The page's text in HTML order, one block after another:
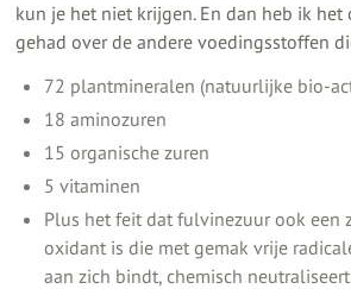
kun je het niet krijgen. En dan heb ik het
gehad over de andere voedingsstoffen
72 plantmineralen (natuurlijke bio-
18 aminozuren
15 organische zuren
5 vitaminen
Plus het feit dat fulvinezuur ook een
oxidant is die met gemak vrije
aan zich bindt, chemisch